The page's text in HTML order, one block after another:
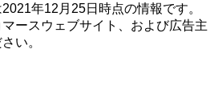
年12月25日時点の情報です。
ースウェブサイト、および広告主
い。